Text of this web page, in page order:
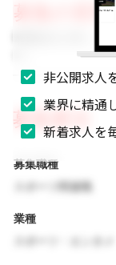
募集の背景
事業拡大に伴い、
募集要項
募集職種
スポーツ関連職
業種
非公開求人
業界に精通
新着求人を